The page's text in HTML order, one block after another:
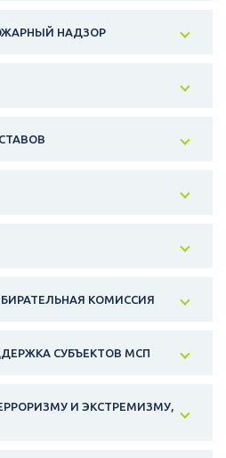
НАДЗОР
КОМИССИЯ
СУБЪЕКТОВ МСП
И ЭКСТРЕМИЗМУ,